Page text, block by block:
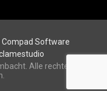
Compad Software
Alle rechten